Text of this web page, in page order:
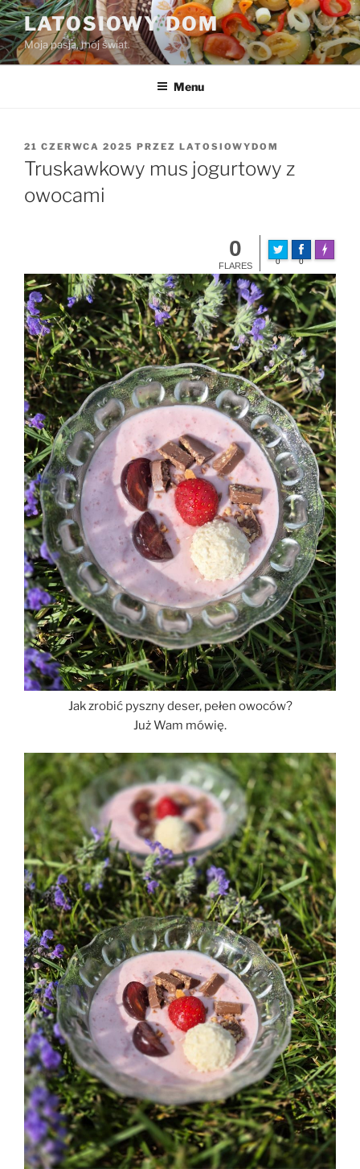
Przejdź
do
treści
LATOSIOWY DOM
Moja pasja, mój świat.
Menu
OPUBLIKOWANE
W
21 CZERWCA 2025 PRZEZ LATOSIOWYDOM
Truskawkowy mus jogurtowy z
owocami
0
FLARES 0 0
Made with
Jak zrobić pyszny deser, pełen owoców?
Już Wam mówię.